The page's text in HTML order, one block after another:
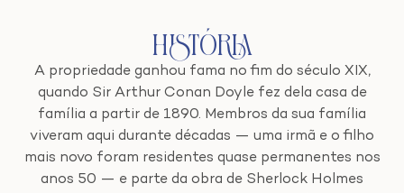
História
A propriedade ganhou fama no fim do século XIX,
quando Sir Arthur Conan Doyle fez dela casa de
família a partir de 1890. Membros da sua família
viveram aqui durante décadas — uma irmã e o filho
mais novo foram residentes quase permanentes nos
anos 50 — e parte da obra de Sherlock Holmes